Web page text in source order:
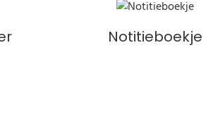
Notitieboekje